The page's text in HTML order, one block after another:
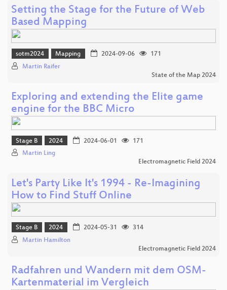
Setting the Stage for the Future of Web
Based Mapping
sotm2024 Mapping 2024-09-06
171
Martin Raifer
State of the Map 2024
Exploring and extending the Elite game
engine for the BBC Micro
Stage B 2024 2024-06-01
171
Martin Ling
Electromagnetic Field 2024
Let's Party Like It's 1994 - Re-Imagining
How to Find Stuff Online
Stage B 2024 2024-05-31
314
Martin Hamilton
Electromagnetic Field 2024
Radfahren und Wandern mit dem OSM-
Kartenmaterial im Vergleich